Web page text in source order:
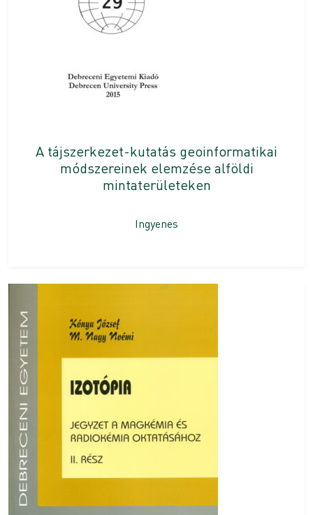
A tájszerkezet-kutatás geoinformatikai
módszereinek elemzése alföldi
mintaterületeken
Ingyenes